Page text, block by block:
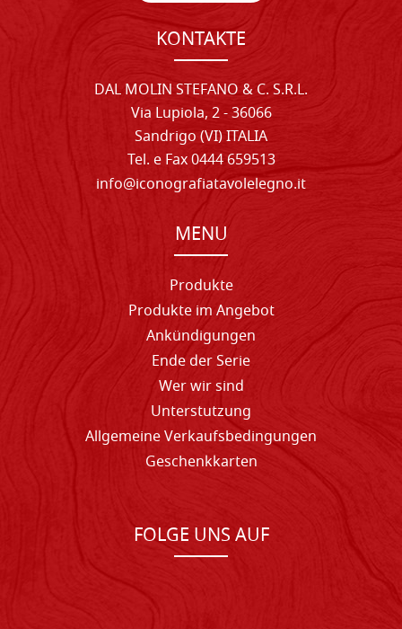
KONTAKTE
DAL MOLIN STEFANO & C. S.R.L.
Via Lupiola, 2 - 36066
Sandrigo (VI) ITALIA
Tel. e Fax 0444 659513
info@iconografiatavolelegno.it
MENU
Produkte
Produkte im Angebot
Ankündigungen
Ende der Serie
Wer wir sind
Unterstutzung
Allgemeine Verkaufsbedingungen
Geschenkkarten
FOLGE UNS AUF